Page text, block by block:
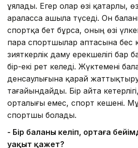
ұялады. Егер олар өзі қатарлы,
араласса ашыла түседі. Он
спортқа бет бұрса, оның өзі
пара спортшылар аптасына бес
зияткерлік даму ерекшелігі бар
бір-екі рет келеді. Жүктемені
денсаулығына қарай
тағайындайды. Бір айта
орталығы емес, спорт кешені.
спортшы болады.
- Бір баланың келіп, ортаға
уақыт қажет?